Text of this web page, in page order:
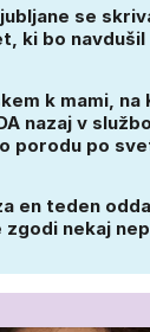
se
ki bo
k mami, na
nazaj v
porodu po
en teden
zgodi nekaj